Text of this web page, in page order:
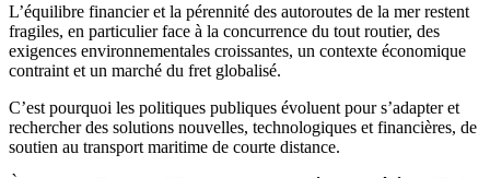
L’équilibre financier et la pérennité des autoroutes de la mer restent
fragiles, en particulier face à la concurrence du tout routier, des
exigences environnementales croissantes, un contexte économique
contraint et un marché du fret globalisé.
C’est pourquoi les politiques publiques évoluent pour s’adapter et
rechercher des solutions nouvelles, technologiques et financières, de
soutien au transport maritime de courte distance.